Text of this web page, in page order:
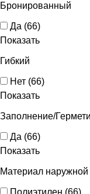
Бронированный
Да (66)
Показать
Гибкий
Нет (66)
Показать
Заполнение/
Да (66)
Показать
Материал наружной
Полиэтилен (66)